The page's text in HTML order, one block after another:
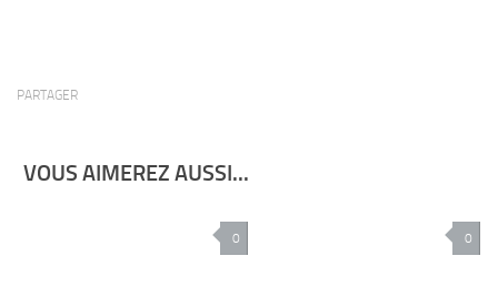
PARTAGER
VOUS AIMEREZ AUSSI...
0 0